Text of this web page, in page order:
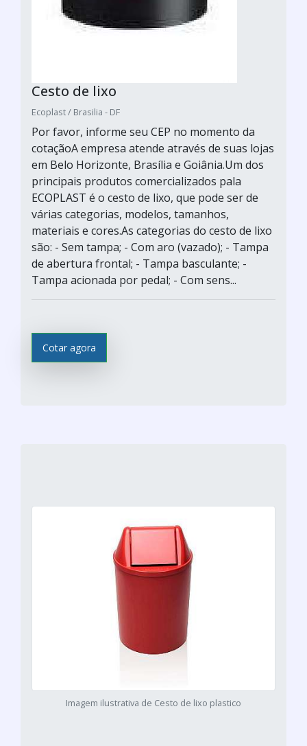
Cesto de lixo
Ecoplast / Brasilia - DF
Por favor, informe seu CEP no momento da
cotaçãoA empresa atende através de suas lojas
em Belo Horizonte, Brasília e Goiânia.Um dos
principais produtos comercializados pala
ECOPLAST é o cesto de lixo, que pode ser de
várias categorias, modelos, tamanhos,
materiais e cores.As categorias do cesto de lixo
são: - Sem tampa; - Com aro (vazado); - Tampa
de abertura frontal; - Tampa basculante; -
Tampa acionada por pedal; - Com sens...
Cotar agora
Imagem ilustrativa de Cesto de lixo plastico